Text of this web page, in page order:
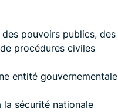
des pouvoirs publics, des
procédures civiles
entité gouvernementale
la sécurité nationale